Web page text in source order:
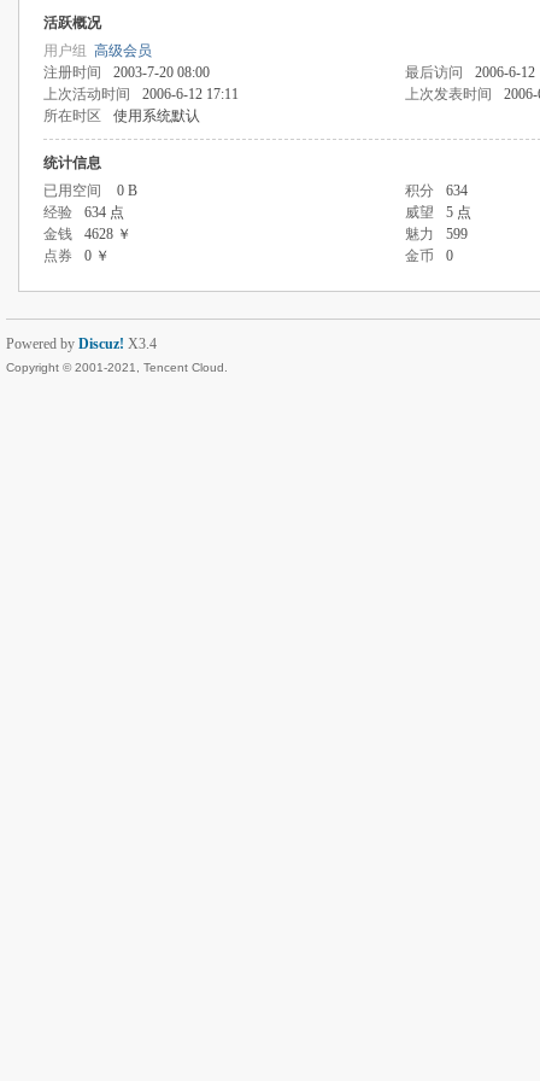
活跃概况
用户组 高级会员
注册时间
2003-7-20 08:00 最后访问
2006-6-12
上次活动时间
2006-6-12 17:11 上次发表时间
所在时区
使用系统默认
统计信息
已用空间
0 B 积分
634
经验
634 点 威望
5 点
金钱
4628 ￥ 魅力
599
点券
0 ￥ 金币 0
Powered by Discuz! X3.4
Copyright © 2001-2021, Tencent Cloud.